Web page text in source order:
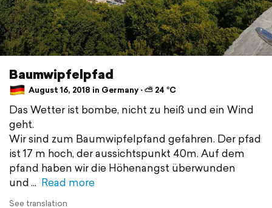
Baumwipfelpfad
August 16, 2018 in Germany ⋅ ⛅ 24 °C
Das Wetter ist bombe, nicht zu heiß und ein Wind
geht.
Wir sind zum Baumwipfelpfand gefahren. Der pfad
ist 17 m hoch, der aussichtspunkt 40m. Auf dem
pfand haben wir die Höhenangst überwunden
und
Read more
See translation